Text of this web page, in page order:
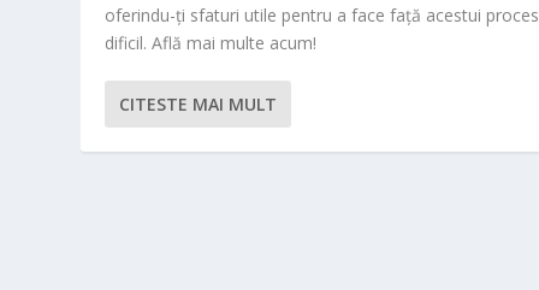
oferindu-ți sfaturi utile pentru a face față acestui proces
dificil. Află mai multe acum!
CITESTE MAI MULT